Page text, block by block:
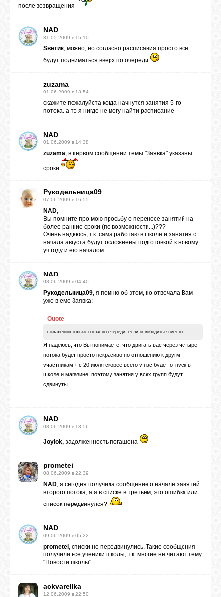
после возвращения
NAD
31.05.2009 в 15:10
Sветик, можно, но согласно расписания просто все
будут подниматься вверх по очереди
zuzama
01.06.2009 в 13:54
скажите пожалуйста когда начнутся занятия 5-го
потока. а то я нигде не могу найти расписание
NAD
01.06.2009 в 14:38
zuzama, в первом сообщении темы "Заявка" указаны
сроки
Рукодельница09
07.06.2009 в 16:55
NAD,
Вы помните про мою просьбу о переносе занятий на
более ранние сроки (по возможности...)???
Очень надеюсь, т.к. сама работаю в школе и занятия с
начала августа будут осложнены подготовкой к новому
уч.году и его началом...
NAD
08.06.2009 в 04:40
Рукодельница09, я помню об этом, но отвечала Вам
уже в еме Заявка:
Quote
сожалению только согласно очереди, если освободиться место
Я надеюсь, что Вы понимаете, что двигать вас через четыре
потока будет просто некрасиво по отношению к другм
участникам + с 20 июля скорее всего у нас будет отпуск в
школе и магазине, поэтому занятия у всех групп будут
сдвинуты.
NAD
08.06.2009 в 18:56
Joylok, задолженность погашена
prometei
08.06.2009 в 22:39
NAD, я сегодня получила сообщение о начале занятий
второго потока, а я в списке в третьем, это ошибка или
список передвинулся?
NAD
09.06.2009 в 05:22
prometei, списки не передвинулись. Такие сообщения
получили все ученики школы, т.к. многие не читают тему
"Новости школы".
ackvarellka
12.06.2009 в 22:50